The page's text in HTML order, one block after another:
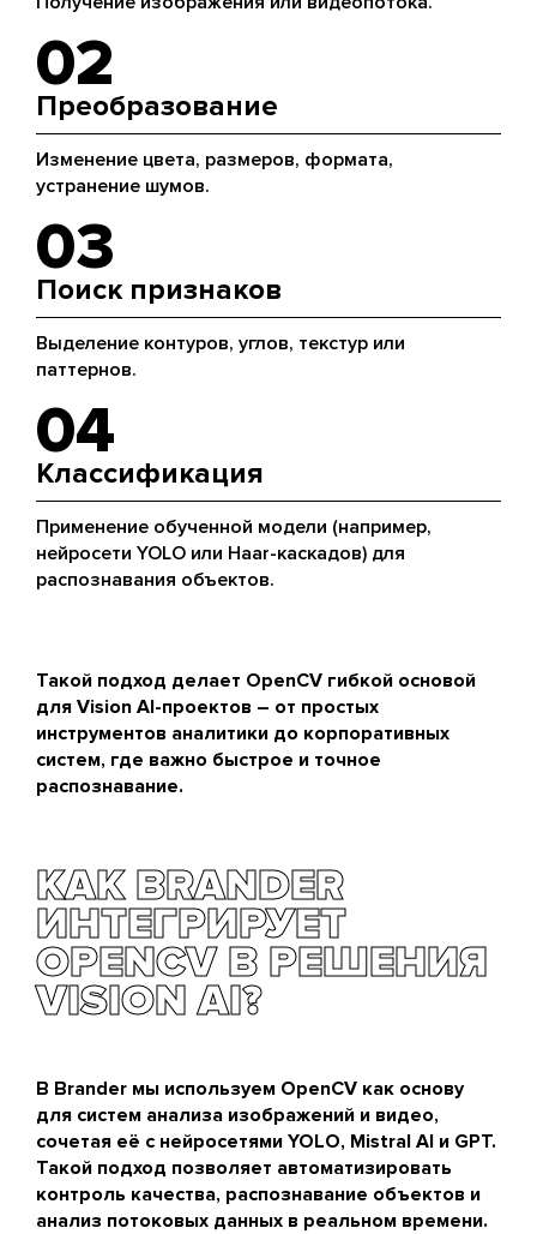
02
Преобразование
Изменение цвета, размеров, формата,
устранение шумов.
03
Поиск признаков
Выделение контуров, углов, текстур или
паттернов.
04
Классификация
Применение обученной модели (например,
нейросети YOLO или Haar-каскадов) для
распознавания объектов.
Такой подход делает OpenCV гибкой основой
для Vision AI-проектов – от простых
инструментов аналитики до корпоративных
систем, где важно быстрое и точное
распознавание.
КАК BRANDER
ИНТЕГРИРУЕТ
OPENCV В РЕШЕНИЯ
VISION AI?
В Brander мы используем OpenCV как основу
для систем анализа изображений и видео,
сочетая её с нейросетями YOLO, Mistral AI и GPT.
Такой подход позволяет автоматизировать
контроль качества, распознавание объектов и
анализ потоковых данных в реальном времени.